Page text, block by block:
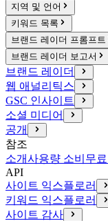
지역 및 언어
키워드 목록
브랜드 레이더 프롬프트
브랜드 레이더 보고서
브랜드 레이더
웹 애널리틱스
GSC 인사이트
소셜 미디어
공개
참조
소개사용량 소비 무
API
사이트 익스플로러
키워드 익스플로러
사이트 감사